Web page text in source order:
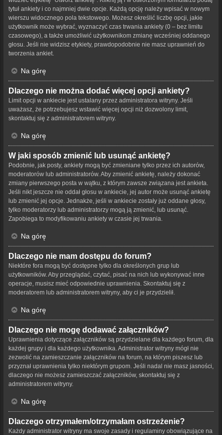
tytuł ankiety i co najmniej dwie opcje. Każdą opcję należy wpisać w nowym
wierszu widocznego pola tekstowego. Możesz określić liczbę opcji, jakie
użytkownik może wybrać, wyznaczyć czas trwania ankiety (0 – bez limitu
czasowego), a także umożliwić użytkownikom zmianę wcześniej oddanego
głosu. Jeśli nie widzisz etykiety, prawdopodobnie nie masz uprawnień do
tworzenia ankiet.
Na górę
Dlaczego nie można dodać więcej opcji ankiety?
Limit opcji w ankiecie jest ustalany przez administratora witryny. Jeśli
uważasz, że potrzebujesz wstawić więcej opcji niż dozwolony limit,
skontaktuj się z administratorem witryny.
Na górę
W jaki sposób zmienić lub usunąć ankietę?
Podobnie, jak posty, ankiety mogą być zmieniane tylko przez ich autorów,
moderatorów lub administratorów. Aby zmienić ankietę, należy dokonać
zmiany pierwszego posta w wątku, z którym zawsze związana jest ankieta.
Jeśli nikt jeszcze nie oddał głosu w ankiecie, jej autor może usunąć ankietę
lub zmienić jej opcje. Jednakże, jeśli w ankiecie zostały już oddane głosy,
tylko moderatorzy lub administratorzy mogą ją zmienić, lub usunąć.
Zapobiega to modyfikowaniu ankiety w czasie jej trwania.
Na górę
Dlaczego nie mam dostępu do forum?
Niektóre fora mogą być dostępne tylko dla określonych grup lub
użytkowników. Aby przeglądać, czytać, pisać na nich lub wykonywać inne
operacje, musisz mieć odpowiednie uprawnienia. Skontaktuj się z
moderatorem lub administratorem witryny, aby ci je przydzielił.
Na górę
Dlaczego nie mogę dodawać załączników?
Uprawnienia dotyczące załączników są przydzielane dla każdego forum, dla
każdej grupy i dla każdego użytkownika. Administrator witryny mógł nie
zezwolić na zamieszczanie załączników na forum, na którym piszesz lub
przyznał uprawnienia tylko niektórym grupom. Jeśli nadal nie masz jasności,
dlaczego nie możesz zamieszczać załączników, skontaktuj się z
administratorem witryny.
Na górę
Dlaczego otrzymałem/otrzymałam ostrzeżenie?
Każdy administrator witryny ma swoje zasady i regulaminy obowiązujące na